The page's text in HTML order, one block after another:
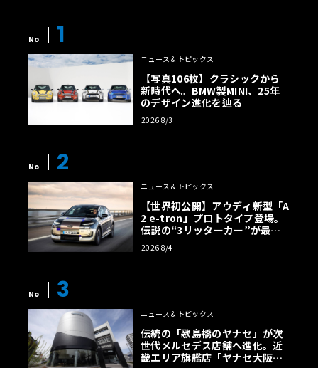
No 1
ニュース＆トピックス
【写真106枚】クラシックから
新時代へ。BMW製MINI、25年
のデザイン進化を辿る
2026 8/3
No 2
ニュース＆トピックス
【世界初公開】アウディ新型「A
2 e-tron」プロトタイプ登場。
伝説の“3リッターカー”が最高
効率エントリーBEVとして復活
【画像38枚】
2026 8/4
No 3
ニュース＆トピックス
伝統の「歌島橋のヤナセ」が次
世代メルセデス店舗へ進化。近
畿エリア旗艦店「ヤナセ大阪支